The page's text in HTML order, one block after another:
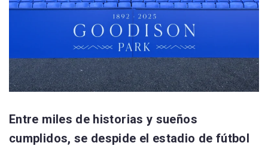
Entre miles de historias y sueños
cumplidos, se despide el estadio de fútbol